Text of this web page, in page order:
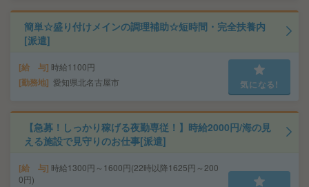
簡単☆盛り付けメインの調理補助☆短時間・完全扶養内
[派遣]
給 与 時給1100円
勤務地 愛知県北名古屋市 気になる!
【急募！しっかり稼げる夜勤専従！】時給2000円/海の見
える施設で見守りのお仕事[派遣]
給 与 時給1300円～1600円(22時以降1625円～200
0円)